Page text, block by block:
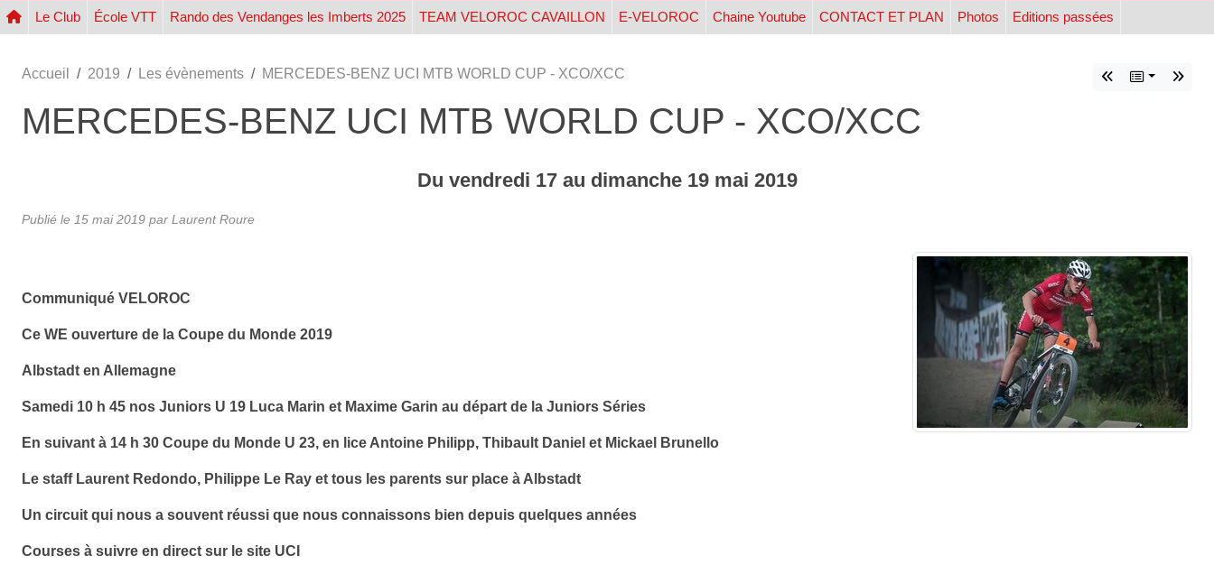
Le Club École VTT Rando des Vendanges les Imberts 2025 TEAM VELOROC CAVAILLON E-VELOROC Chaine Youtube CONTACT ET PLAN Photos Editions passées
Accueil 2019 Les évènements MERCEDES-BENZ UCI MTB WORLD CUP - XCO/XCC
MERCEDES-BENZ UCI MTB WORLD CUP - XCO/XCC
Du vendredi 17au dimanche 19 mai 2019
Publié le 15 mai 2019 par Laurent Roure
Communiqué VELOROC
Ce WE ouverture de la Coupe du Monde 2019
Albstadt en Allemagne
Samedi 10 h 45 nos Juniors U 19 Luca Marin et Maxime Garin au départ de la Juniors Séries
En suivant à 14 h 30 Coupe du Monde U 23, en lice Antoine Philipp, Thibault Daniel et Mickael Brunello
Le staff Laurent Redondo, Philippe Le Ray et tous les parents sur place à Albstadt
Un circuit qui nous a souvent réussi que nous connaissons bien depuis quelques années
Courses à suivre en direct sur le site UCI